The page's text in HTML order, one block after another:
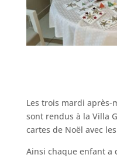
Les trois mardi après-
sont rendus à la Villa
cartes de Noël avec
Ainsi chaque enfant a